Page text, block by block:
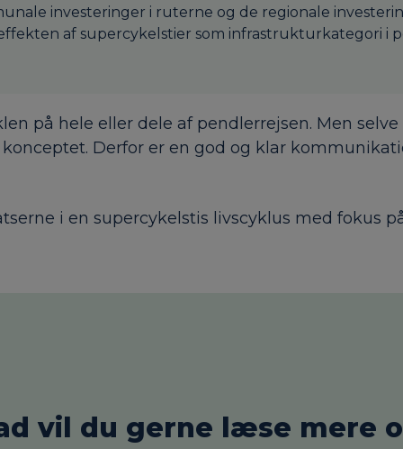
investeringer i ruterne og de regionale
af supercykelstier som infrastrukturkategori
på hele eller dele af pendlerrejsen. Men
Derfor er en god og klar
i en supercykelstis livscyklus med fokus
vil du gerne læse mere